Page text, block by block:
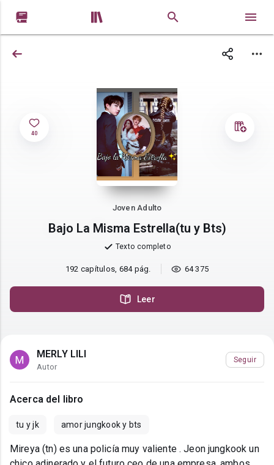
 
40
Joven Adulto
Bajo La Misma Estrella(tu y Bts)
Texto completo
192 capítulos, 684 pág. 64 375
Leer
MERLY LILI
Autor
Seguir
Acerca del libro
tu y jk amor jungkook y bts
Mireya (tn) es una policía muy valiente . Jeon jungkook un